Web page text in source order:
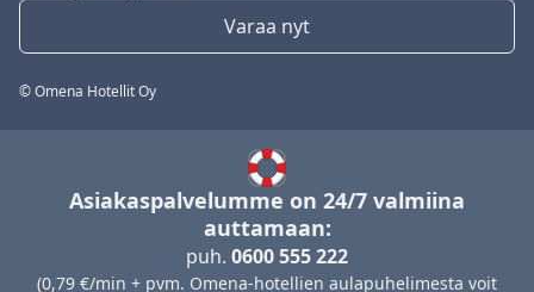
Varaa nyt
© Omena Hotellit Oy
Asiakaspalvelumme on 24/7 valmiina
auttamaan:
puh. 0600 555 222
(0,79 €/min + pvm. Omena-hotellien aulapuhelimesta voit